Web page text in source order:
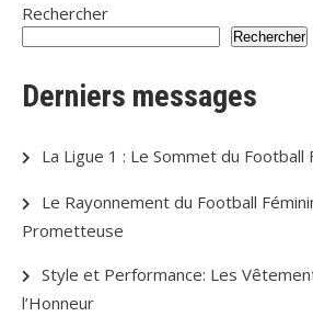
Rechercher
Rechercher
Derniers messages
La Ligue 1 : Le Sommet du Football
Le Rayonnement du Football
Prometteuse
Style et Performance: Les
l’Honneur